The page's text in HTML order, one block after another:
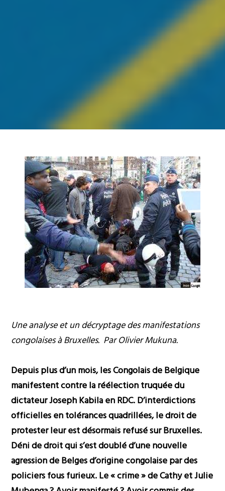
Une analyse et un décryptage des manifestations
congolaises à Bruxelles. Par Olivier Mukuna.
Depuis plus d’un mois, les Congolais de Belgique
manifestent contre la réélection truquée du
dictateur Joseph Kabila en RDC. D’interdictions
officielles en tolérances quadrillées, le droit de
protester leur est désormais refusé sur Bruxelles.
Déni de droit qui s’est doublé d’une nouvelle
agression de Belges d’origine congolaise par des
policiers fous furieux. Le « crime » de Cathy et Julie